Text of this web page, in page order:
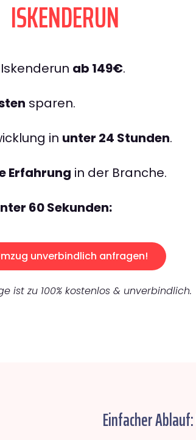
ISKENDERUN
ab 149€.
sparen.
in unter 24 Stunden.
Erfahrung in der Branche.
60 Sekunden:
unverbindlich anfragen!
ist zu 100% kostenlos & unverbindlich.
Einfacher